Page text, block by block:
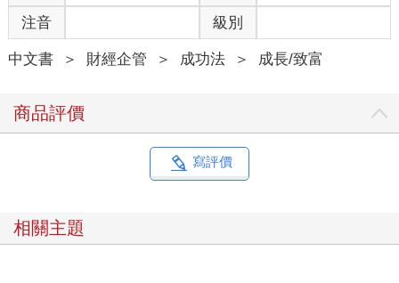
注音 級別
中文書 ＞ 財經企管 ＞ 成功法 ＞ 成長/致富
商品評價
寫評價
相關主題